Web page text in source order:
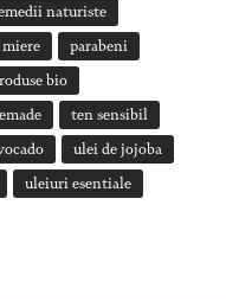
naturiste
miere parabeni
bio
ten sensibil
ulei de jojoba
uleiuri esentiale